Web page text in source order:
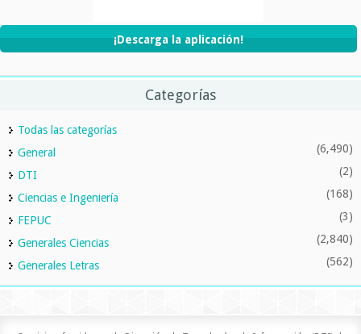
¡Descarga la aplicación!
Categorías
Todas las categorías
General
(6,490)
DTI (2)
Ciencias e Ingeniería (168)
FEPUC (3)
Generales Ciencias (2,840)
Generales Letras (562)